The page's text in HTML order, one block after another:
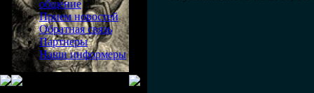
общение
Прием новостей
Обратная связь
Партнеры
Наши информеры